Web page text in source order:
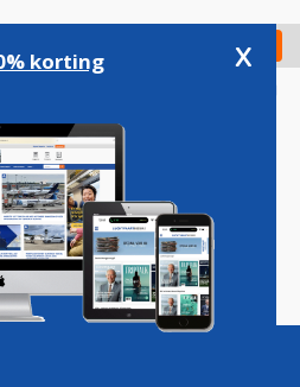
Check in
Vacatures
korting x